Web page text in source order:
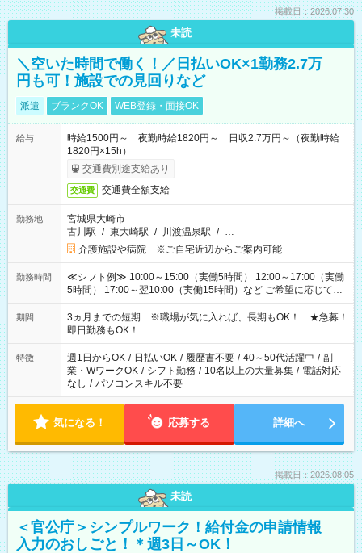
掲載日：2026.07.30
未読
＼空いた時間で働く！／日払いOK×1勤務2.7万
円も可！施設での見回りなど
派遣 ブランクOK WEB登録・面接OK
給与
時給1500円～ 夜勤時給1820円～ 日収2.7万円～（夜勤時給
1820円×15h）
交通費別途支給あり
交通費 交通費全額支給
勤務地
宮城県大崎市
古川駅 / 東大崎駅 / 川渡温泉駅 / …
介護施設や病院 ※ご自宅近辺からご案内可能
勤務時間
≪シフト例≫ 10:00～15:00（実働5時間） 12:00～17:00（実働
5時間） 17:00～翌10:00（実働15時間）など ご希望に応じて、
働く時間は調整できます！ お気軽に担当へ相談ください！
期間
3ヵ月までの短期 ※職場が気に入れば、長期もOK！ ★急募！
即日勤務もOK！
特徴 週1日からOK / 日払いOK / 履歴書不要 / 40～50代活躍中 / 副
業・WワークOK / シフト勤務 / 10名以上の大量募集 / 電話対応
なし / パソコンスキル不要
気になる！ 応募する 詳細へ
掲載日：2026.08.05
未読
＜官公庁＞シンプルワーク！給付金の申請情報
入力のおしごと！＊週3日～OK！